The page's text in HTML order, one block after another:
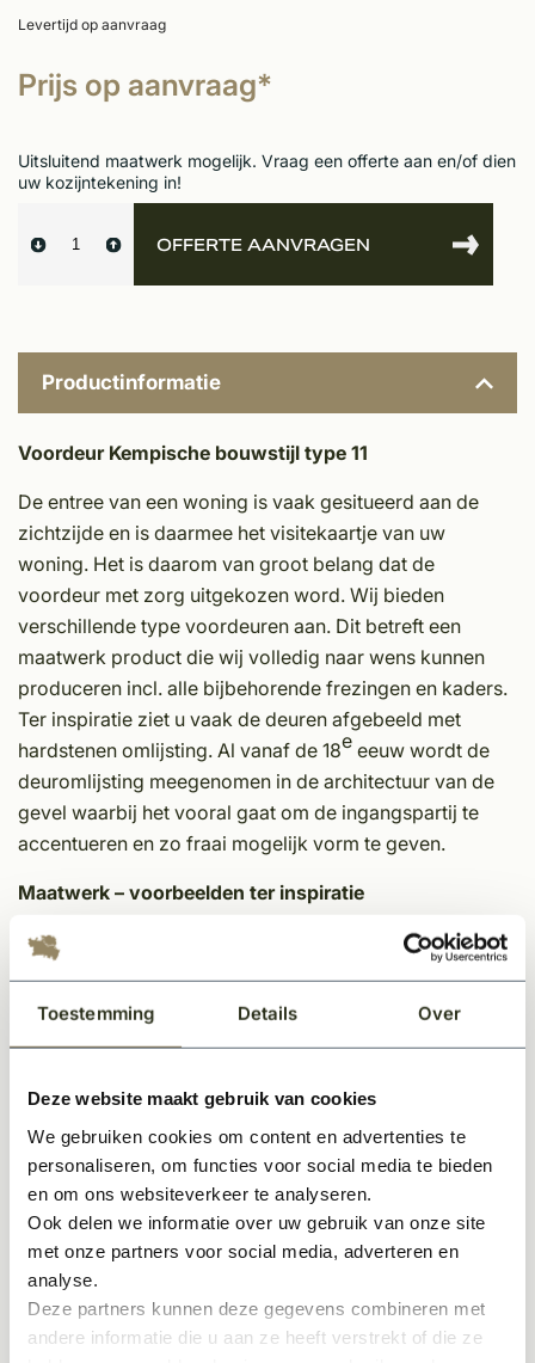
Toestemming Details Over
Deze website maakt gebruik van cookies
We gebruiken cookies om content en advertenties te
personaliseren, om functies voor social media te bieden
en om ons websiteverkeer te analyseren.
Ook delen we informatie over uw gebruik van onze site
met onze partners voor social media, adverteren en
analyse.
Deze partners kunnen deze gegevens combineren met
andere informatie die u aan ze heeft verstrekt of die ze
Levertijd op aanvraag
Prijs op aanvraag*
Uitsluitend maatwerk mogelijk. Vraag een offerte aan en/of dien
uw kozijntekening in!
OFFERTE AANVRAGEN
Productinformatie
Voordeur Kempische bouwstijl type 11
De entree van een woning is vaak gesitueerd aan de
zichtzijde en is daarmee het visitekaartje van uw
woning. Het is daarom van groot belang dat de
voordeur met zorg uitgekozen word. Wij bieden
verschillende type voordeuren aan. Dit betreft een
maatwerk product die wij volledig naar wens kunnen
produceren incl. alle bijbehorende frezingen en kaders.
Ter inspiratie ziet u vaak de deuren afgebeeld met
hardstenen omlijsting. Al vanaf de 18e eeuw wordt de
deuromlijsting meegenomen in de architectuur van de
gevel waarbij het vooral gaat om de ingangspartij te
accentueren en zo fraai mogelijk vorm te geven.
Maatwerk – voorbeelden ter inspiratie
volledig op maat, precies volgens uw wensen.
Wij bieden onze deuren aan in hardhout of aluplex
materiaal waarbij er een keuze gemaakt kan worden uit
materialen en verzagen alles in de fabriek op elke
gewenste maat om die vervolgens klaar te maken tot
een prachtig afgewerkt eindproduct
Overige specificaties & kenmerken:
100% nauwkeurige maatvoering
Standaard Aluplex 54 mm materiaaltoepassing
Afwerkingsmogelijkheden onbehandeld, blanke lak of